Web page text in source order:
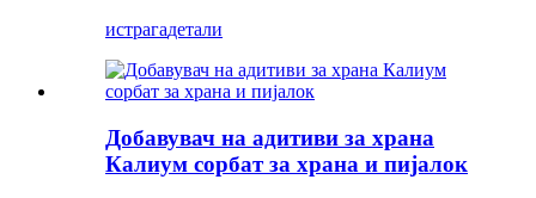
истрагадетали
Добавувач на адитиви за храна
Калиум сорбат за храна и пијалок